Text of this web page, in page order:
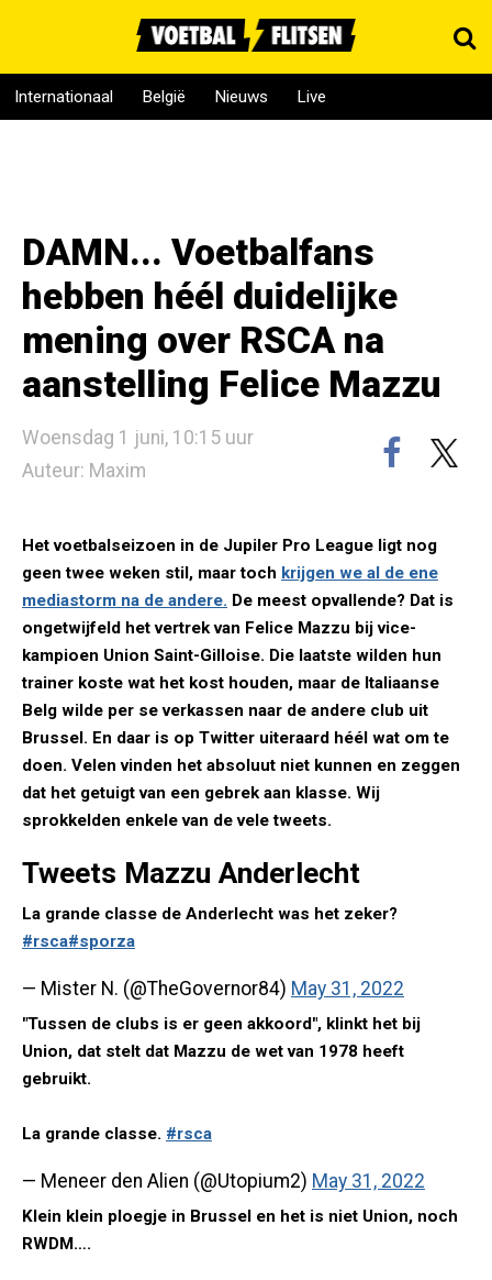
Internationaal België Nieuws Live
DAMN... Voetbalfans
hebben héél duidelijke
mening over RSCA na
aanstelling Felice Mazzu
Woensdag 1 juni, 10:15 uur
Auteur: Maxim
Het voetbalseizoen in de Jupiler Pro League ligt nog
geen twee weken stil, maar toch krijgen we al de ene
mediastorm na de andere. De meest opvallende? Dat is
ongetwijfeld het vertrek van Felice Mazzu bij vice-
kampioen Union Saint-Gilloise. Die laatste wilden hun
trainer koste wat het kost houden, maar de Italiaanse
Belg wilde per se verkassen naar de andere club uit
Brussel. En daar is op Twitter uiteraard héél wat om te
doen. Velen vinden het absoluut niet kunnen en zeggen
dat het getuigt van een gebrek aan klasse. Wij
sprokkelden enkele van de vele tweets.
Tweets Mazzu Anderlecht
La grande classe de Anderlecht was het zeker?
#rsca#sporza
— Mister N. (@TheGovernor84) May 31, 2022
"Tussen de clubs is er geen akkoord", klinkt het bij
Union, dat stelt dat Mazzu de wet van 1978 heeft
gebruikt.
La grande classe. #rsca
— Meneer den Alien (@Utopium2) May 31, 2022
Klein klein ploegje in Brussel en het is niet Union, noch
RWDM….